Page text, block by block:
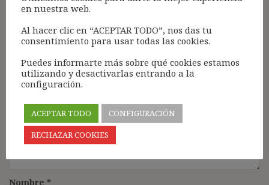
campos obligatorios están marcados con*
Nombre *
en nuestra web.
Al hacer clic en “ACEPTAR TODO”, nos das tu
consentimiento para usar todas las cookies.
Puedes informarte más sobre qué cookies estamos
utilizando y desactivarlas entrando a la
configuración.
ACEPTAR TODO
CONFIGURACIÓN
RECHAZAR COOKIES